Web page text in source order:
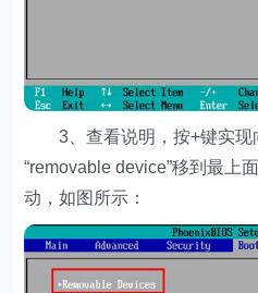
3、查看说明，按+键实现
“removable device”移到最上
动，如图所示：